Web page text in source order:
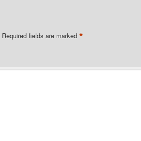
Required fields are marked*